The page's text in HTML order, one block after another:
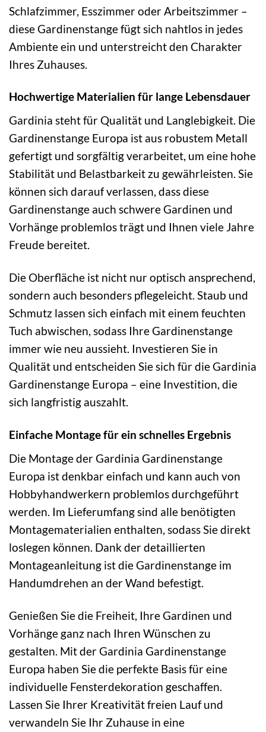
Schlafzimmer, Esszimmer oder Arbeitszimmer –
diese Gardinenstange fügt sich nahtlos in jedes
Ambiente ein und unterstreicht den Charakter
Ihres Zuhauses.
Hochwertige Materialien für lange Lebensdauer
Gardinia steht für Qualität und Langlebigkeit. Die
Gardinenstange Europa ist aus robustem Metall
gefertigt und sorgfältig verarbeitet, um eine hohe
Stabilität und Belastbarkeit zu gewährleisten. Sie
können sich darauf verlassen, dass diese
Gardinenstange auch schwere Gardinen und
Vorhänge problemlos trägt und Ihnen viele Jahre
Freude bereitet.
Die Oberfläche ist nicht nur optisch ansprechend,
sondern auch besonders pflegeleicht. Staub und
Schmutz lassen sich einfach mit einem feuchten
Tuch abwischen, sodass Ihre Gardinenstange
immer wie neu aussieht. Investieren Sie in
Qualität und entscheiden Sie sich für die Gardinia
Gardinenstange Europa – eine Investition, die
sich langfristig auszahlt.
Einfache Montage für ein schnelles Ergebnis
Die Montage der Gardinia Gardinenstange
Europa ist denkbar einfach und kann auch von
Hobbyhandwerkern problemlos durchgeführt
werden. Im Lieferumfang sind alle benötigten
Montagematerialien enthalten, sodass Sie direkt
loslegen können. Dank der detaillierten
Montageanleitung ist die Gardinenstange im
Handumdrehen an der Wand befestigt.
Genießen Sie die Freiheit, Ihre Gardinen und
Vorhänge ganz nach Ihren Wünschen zu
gestalten. Mit der Gardinia Gardinenstange
Europa haben Sie die perfekte Basis für eine
individuelle Fensterdekoration geschaffen.
Lassen Sie Ihrer Kreativität freien Lauf und
verwandeln Sie Ihr Zuhause in eine